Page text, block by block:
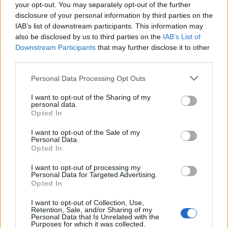
your opt-out. You may separately opt-out of the further
disclosure of your personal information by third parties on the
IAB’s list of downstream participants. This information may
also be disclosed by us to third parties on the IAB’s List of
Downstream Participants that may further disclose it to other
Personal Data Processing Opt Outs
I want to opt-out of the Sharing of my
personal data.
Opted In
I want to opt-out of the Sale of my
Personal Data.
Opted In
I want to opt-out of processing my
Personal Data for Targeted Advertising.
Opted In
I want to opt-out of Collection, Use,
Retention, Sale, and/or Sharing of my
Personal Data that Is Unrelated with the
Purposes for which it was collected.
shenjat më me fat
përvëluese edhe në
Elbasan e Shkodër,
parashikimi për sot
Lushnjë, merr flakë
furgoni me targa të
dyshohet defekt teknik
Përplasje mes tre
lëndohet
Kurti kundërshton
Gramsh, tre zjarre nën